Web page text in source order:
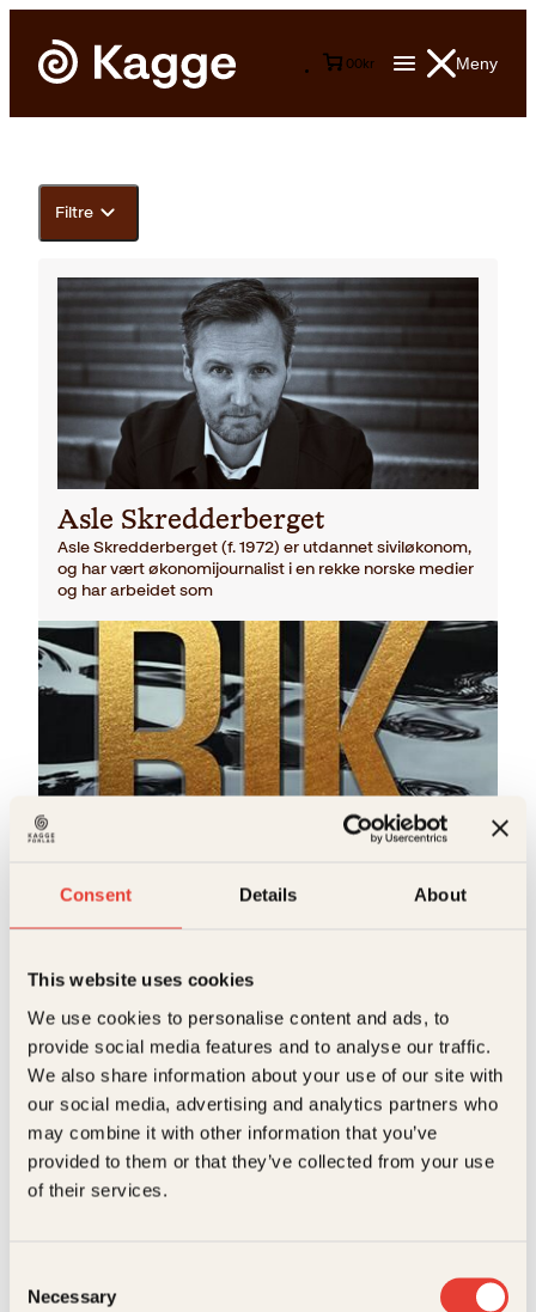
Consent Details About
This website uses cookies
We use cookies to personalise content and ads, to
provide social media features and to analyse our traffic.
We also share information about your use of our site with
our social media, advertising and analytics partners who
may combine it with other information that you’ve
provided to them or that they’ve collected from your use
of their services.
Selection
Necessary
Meny
00kr
Filtre
Asle Skredderberget
Asle Skredderberget (f. 1972) er utdannet siviløkonom,
og har vært økonomijournalist i en rekke norske medier
og har arbeidet som
Usannsynlig rik
Pocket229krKjøp
Asle Skredderberget